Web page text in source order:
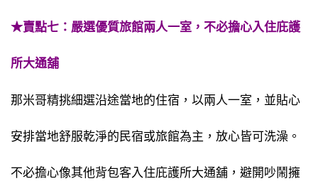
★賣點七：嚴選優質旅館兩人一室，不必擔心入住庇護
所大通舖
那米哥精挑細選沿途當地的住宿，以兩人一室，並貼心
安排當地舒服乾淨的民宿或旅館為主，放心皆可洗澡。
不必擔心像其他背包客入住庇護所大通舖，避開吵鬧擁